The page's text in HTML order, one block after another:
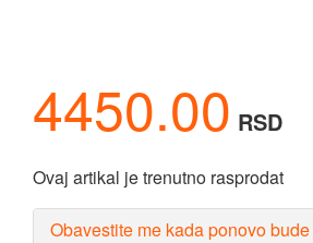
4450.00 RSD
Ovaj artikal je trenutno rasprodat
Obavestite me kada ponovo